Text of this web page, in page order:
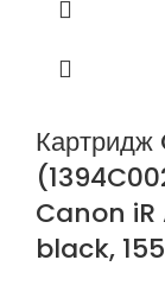
Canon iR
black,